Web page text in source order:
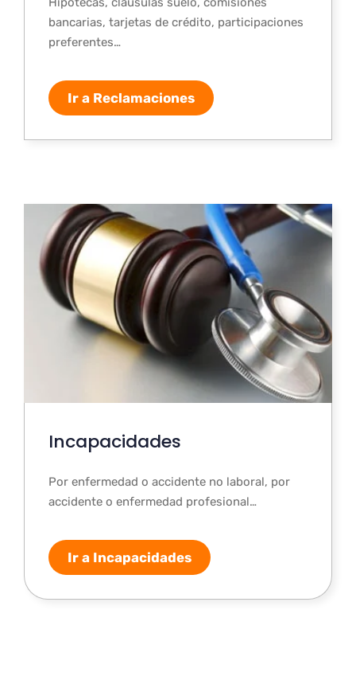
bancarias, tarjetas de crédito, participaciones
preferentes…
Ir a Reclamaciones
Incapacidades
Por enfermedad o accidente no laboral, por
accidente o enfermedad profesional…
Ir a Incapacidades